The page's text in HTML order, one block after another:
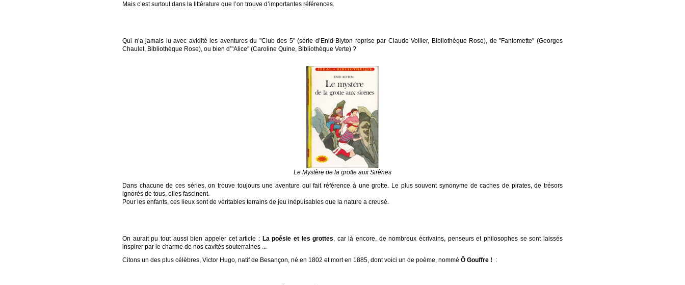
Mais c’est surtout dans la littérature que l’on trouve d’importantes références.
Qui n’a jamais lu avec avidité les aventures du "Club des 5" (série d’Enid Blyton reprise par Claude Voilier, Bibliothèque Rose), de "Fantomette" (Georges
Chaulet, Bibliothèque Rose), ou bien d’"Alice" (Caroline Quine, Bibliothèque Verte) ?
Le Mystère de la grotte aux Sirènes
Dans chacune de ces séries, on trouve toujours une aventure qui fait référence à une grotte. Le plus souvent synonyme de caches de pirates, de trésors
ignorés de tous, elles fascinent.
Pour les enfants, ces lieux sont de véritables terrains de jeu inépuisables que la nature a creusé.
On aurait pu tout aussi bien appeler cet article : La poésie et les grottes, car là encore, de nombreux écrivains, penseurs et philosophes se sont laissés
inspirer par le charme de nos cavités souterraines ...
Citons un des plus célèbres, Victor Hugo, natif de Besançon, né en 1802 et mort en 1885, dont voici un de poème, nommé Ô Gouffre ! :